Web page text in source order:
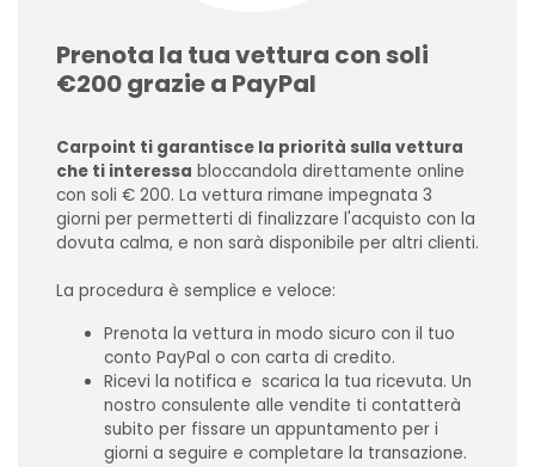
Prenota la tua vettura con soli
€200 grazie a PayPal
Carpoint ti garantisce la priorità sulla vettura
che ti interessa bloccandola direttamente online
con soli € 200. La vettura rimane impegnata 3
giorni per permetterti di finalizzare l'acquisto con la
dovuta calma, e non sarà disponibile per altri clienti.
La procedura è semplice e veloce:
Prenota la vettura in modo sicuro con il tuo
conto PayPal o con carta di credito.
Ricevi la notifica e scarica la tua ricevuta. Un
nostro consulente alle vendite ti contatterà
subito per fissare un appuntamento per i
giorni a seguire e completare la transazione.